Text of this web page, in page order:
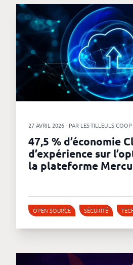
27 AVRIL 2026 - PAR LES-TILLEULS.COOP
47,5 % d’économie
d’expérience sur
la plateforme
OPEN SOURCE SÉCURITÉ